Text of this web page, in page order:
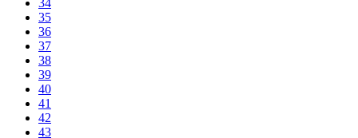
34
35
36
37
38
39
40
41
42
43